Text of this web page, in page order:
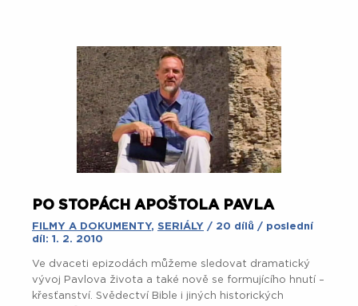
PO STOPÁCH APOŠTOLA PAVLA
FILMY A DOKUMENTY, SERIÁLY / 20 dílů / poslední
díl: 1. 2. 2010
Ve dvaceti epizodách můžeme sledovat dramatický
vývoj Pavlova života a také nově se formujícího hnutí –
křesťanství. Svědectví Bible i jiných historických